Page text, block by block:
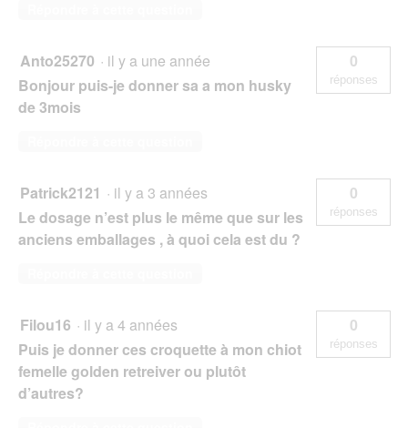
Anto25270 · il y a une année
Bonjour puis-je donner sa a mon husky
de 3mois
0
réponses
Patrick2121 · il y a 3 années
Le dosage n’est plus le même que sur les
anciens emballages , à quoi cela est du ?
0
réponses
Filou16 · il y a 4 années
Puis je donner ces croquette à mon chiot
femelle golden retreiver ou plutôt
d’autres?
0
réponses